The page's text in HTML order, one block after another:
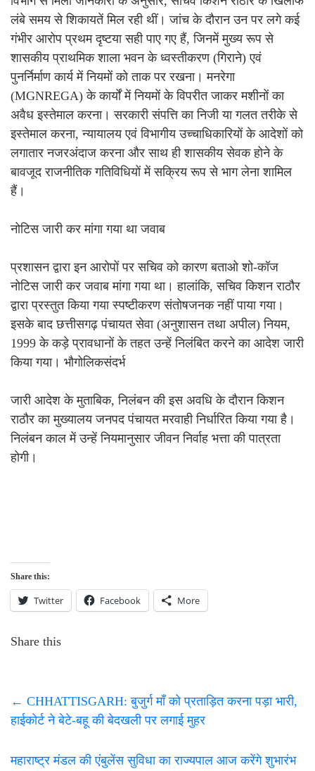
लंबे समय से शिकायतें मिल रही थीं। जांच के दौरान उन पर लगे कई
गंभीर आरोप प्रथम दृष्टया सही पाए गए हैं, जिनमें मुख्य रूप से
शासकीय प्राथमिक शाला भवन के ध्वस्तीकरण (गिराने) एवं
पुनर्निर्माण कार्य में नियमों को ताक पर रखना। मनरेगा
(MGNREGA) के कार्यों में नियमों के विपरीत जाकर मशीनों का
अवैध इस्तेमाल करना। सरकारी संपत्ति का निजी या गलत तरीके से
इस्तेमाल करना, न्यायालय एवं विभागीय उच्चाधिकारियों के आदेशों को
लगातार नजरअंदाज करना और साथ ही शासकीय सेवक होने के
बावजूद राजनीतिक गतिविधियों में सक्रिय रूप से भाग लेना शामिल
हैं।
नोटिस जारी कर मांगा गया था जवाब
प्रशासन द्वारा इन आरोपों पर सचिव को कारण बताओ शो-कॉज
नोटिस जारी कर जवाब मांगा गया था। हालांकि, सचिव किशन राठौर
द्वारा प्रस्तुत किया गया स्पष्टीकरण संतोषजनक नहीं पाया गया।
इसके बाद छत्तीसगढ़ पंचायत सेवा (अनुशासन तथा अपील) नियम,
1999 के कड़े प्रावधानों के तहत उन्हें निलंबित करने का आदेश जारी
किया गया। भौगोलिकसंदर्भ
जारी आदेश के मुताबिक, निलंबन की इस अवधि के दौरान किशन
राठौर का मुख्यालय जनपद पंचायत मरवाही निर्धारित किया गया है।
निलंबन काल में उन्हें नियमानुसार जीवन निर्वाह भत्ता की पात्रता
होगी।
Share this:
Twitter Facebook More
Share this
← CHHATTISGARH: बुजुर्ग माँ को प्रताड़ित करना पड़ा भारी,
हाईकोर्ट ने बेटे-बहू की बेदखली पर लगाई मुहर
महाराष्‍ट्र मंडल की एंबुलेंस सुविधा का राज्‍यपाल आज करेंगे शुभारंभ